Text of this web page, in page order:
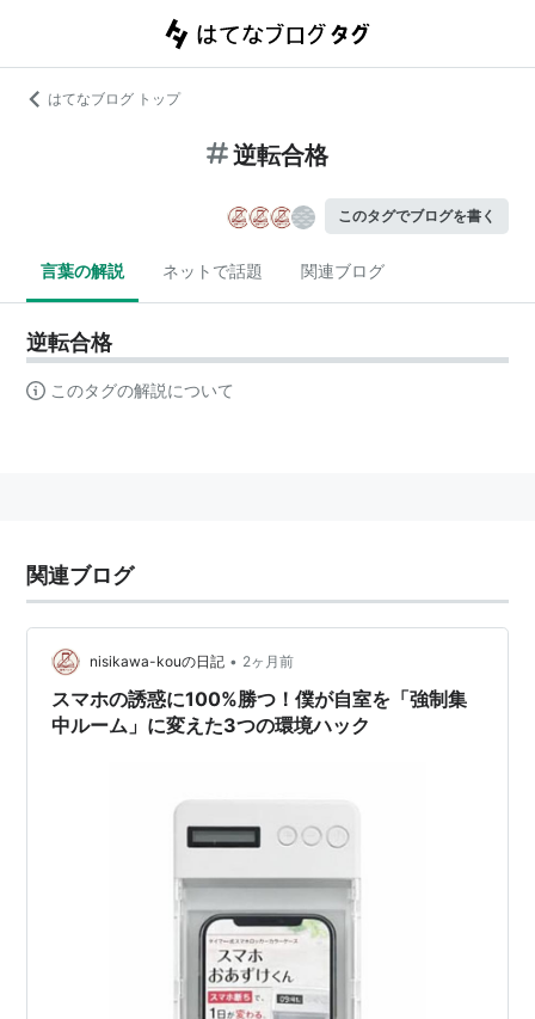
はてなブログ トップ
逆転合格
このタグでブログを書く
言葉の解説 ネットで話題 関連ブログ
逆転合格
このタグの解説について
関連ブログ
nisikawa-kouの日記 • 2ヶ月前
スマホの誘惑に100%勝つ！僕が自室を「強制集
中ルーム」に変えた3つの環境ハック